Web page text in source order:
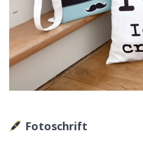
Fotoschrift